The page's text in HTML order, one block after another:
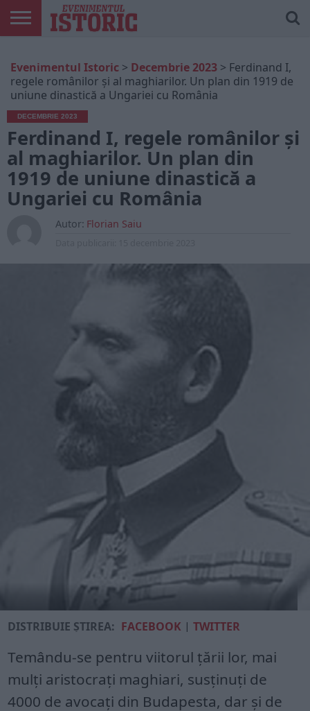
ONLINE
EDIȚII
TIPĂRITE
ISTORIC
PLAY
CONTUL
MEU
Evenimentul Istoric > Decembrie 2023 > Ferdinand I,
regele românilor și al maghiarilor. Un plan din 1919 de
uniune dinastică a Ungariei cu România
DECEMBRIE 2023
Ferdinand I, regele românilor și
al maghiarilor. Un plan din
1919 de uniune dinastică a
Ungariei cu România
Autor: Florian Saiu
DISTRIBUIE ȘTIREA: FACEBOOK |TWITTER
Temându-se pentru viitorul țării lor, mai
mulți aristocrați maghiari, susținuți de
4000 de avocați din Budapesta, dar și de